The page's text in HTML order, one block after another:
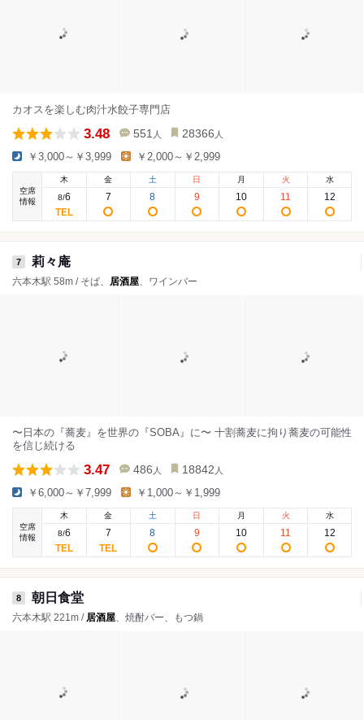
カオスを楽しむ肉汁水餃子専門店
3.48 551 人 28366 人
￥3,000～￥3,999 ￥2,000～￥2,999
空席
情報
木
8/6
金
7
土
8
日
9
月
10
火
11
水
12
7 莉々庵
六本木駅 58m / そば、 居酒屋、ワインバー
〜日本の『蕎麦』を世界の『SOBA』に〜 十割蕎麦に拘り蕎麦の可能性
を信じ続ける
3.47 486 人 18842 人
￥6,000～￥7,999 ￥1,000～￥1,999
空席
情報
木
8/6
金
7
土
8
日
9
月
10
火
11
水
12
8 朝日食堂
六本木駅 221m / 居酒屋、焼酎バー、もつ鍋